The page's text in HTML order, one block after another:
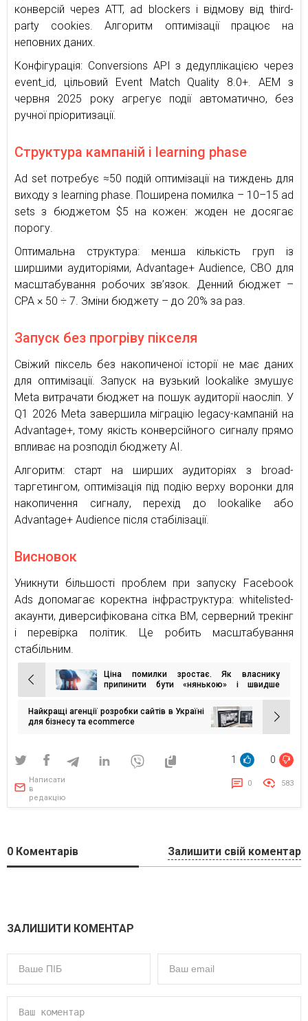
конверсій через ATT, ad blockers і відмову від third-
party cookies. Алгоритм оптимізації працює на
неповних даних.
Конфігурація: Conversions API з дедуплікацією через
event_id, цільовий Event Match Quality 8.0+. AEM з
червня 2025 року агрегує події автоматично, без
ручної пріоритизації.
Структура кампаній і learning phase
Ad set потребує ≈50 подій оптимізації на тиждень для
виходу з learning phase. Поширена помилка – 10–15 ad
sets з бюджетом $5 на кожен: жоден не досягає
порогу.
Оптимальна структура: менша кількість груп із
ширшими аудиторіями, Advantage+ Audience, CBO для
масштабування робочих зв’язок. Денний бюджет –
CPA × 50 ÷ 7. Зміни бюджету – до 20% за раз.
Запуск без прогріву пікселя
Свіжий піксель без накопиченої історії не має даних
для оптимізації. Запуск на вузький lookalike змушує
Meta витрачати бюджет на пошук аудиторії наосліп. У
Q1 2026 Meta завершила міграцію legacy-кампаній на
Advantage+, тому якість конверсійного сигналу прямо
впливає на розподіл бюджету AI.
Алгоритм: старт на ширших аудиторіях з broad-
таргетингом, оптимізація під подію верху воронки для
накопичення сигналу, перехід до lookalike або
Advantage+ Audience після стабілізації.
Висновок
Уникнути більшості проблем при запуску Facebook
Ads допомагає коректна інфраструктура: whitelisted-
акаунти, диверсифікована сітка BM, серверний трекінг
і перевірка політик. Це робить масштабування
стабільним.
Навігація
записів
Ціна помилки зростає. Як власнику
припинити бути «нянькою» і швидше
Найкращі агенції розробки сайтів в Україні
для бізнесу та ecommerce
1 0
Написати
в
редакцію
0 583
0 Коментарів Залишити свій коментар
ЗАЛИШИТИ КОМЕНТАР